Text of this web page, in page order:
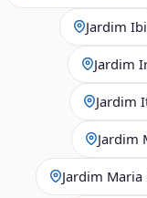
Jardim
Jardim
Jardim
Jardim
Jardim Maria